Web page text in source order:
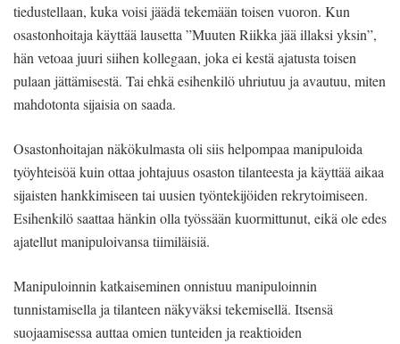
tiedustellaan, kuka voisi jäädä tekemään toisen vuoron. Kun
osastonhoitaja käyttää lausetta ”Muuten Riikka jää illaksi yksin”,
hän vetoaa juuri siihen kollegaan, joka ei kestä ajatusta toisen
pulaan jättämisestä. Tai ehkä esihenkilö uhriutuu ja avautuu, miten
mahdotonta sijaisia on saada.
Osastonhoitajan näkökulmasta oli siis helpompaa manipuloida
työyhteisöä kuin ottaa johtajuus osaston tilanteesta ja käyttää aikaa
sijaisten hankkimiseen tai uusien työntekijöiden rekrytoimiseen.
Esihenkilö saattaa hänkin olla työssään kuormittunut, eikä ole edes
ajatellut manipuloivansa tiimiläisiä.
Manipuloinnin katkaiseminen onnistuu manipuloinnin
tunnistamisella ja tilanteen näkyväksi tekemisellä. Itsensä
suojaamisessa auttaa omien tunteiden ja reaktioiden